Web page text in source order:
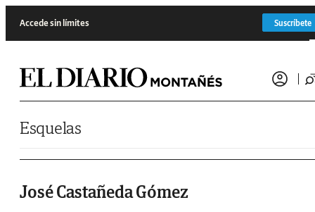
Accede sin límites Suscríbete
Esquelas
José Castañeda Gómez